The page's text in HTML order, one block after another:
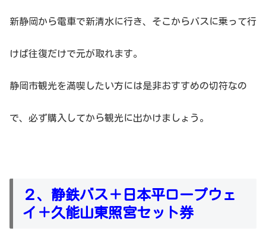
新静岡から電車で新清水に行き、そこからバスに乗って行
けば往復だけで元が取れます。
静岡市観光を満喫したい方には是非おすすめの切符なの
で、必ず購入してから観光に出かけましょう。
２、静鉄バス＋日本平ロープウェ
イ＋久能山東照宮セット券